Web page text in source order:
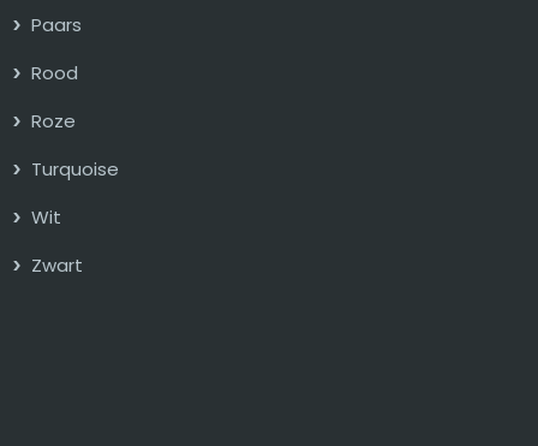
Paars
Rood
Roze
Turquoise
Wit
Zwart